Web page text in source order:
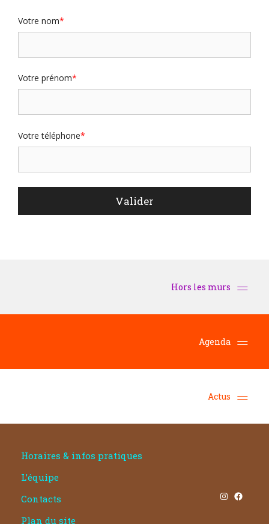
Votre nom
Votre prénom
Votre téléphone
Horaires & infos pratiques
L’équipe
Contacts
Plan du site
Instagram Facebook
Hors les murs
Agenda
Actus